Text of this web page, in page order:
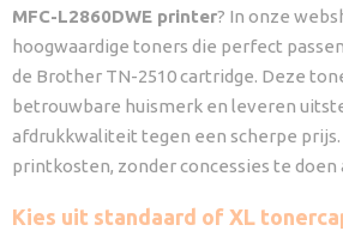
MFC-L2860DWE printer? In onze
hoogwaardige toners die perfect
de Brother TN-2510 cartridge. Deze
betrouwbare huismerk en leveren
afdrukkwaliteit tegen een scherpe
printkosten, zonder concessies te doen
Kies uit standaard of XL